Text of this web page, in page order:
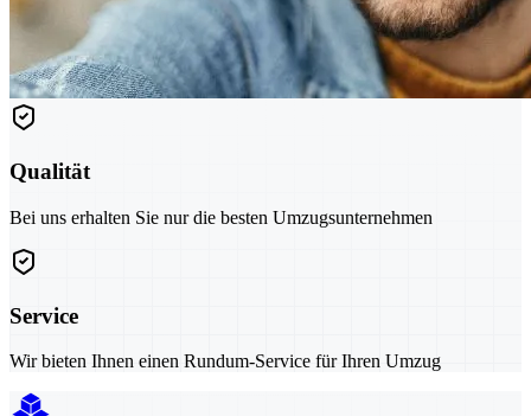
Qualität
Bei uns erhalten Sie nur die besten Umzugsunternehmen
Service
Wir bieten Ihnen einen Rundum-Service für Ihren Umzug